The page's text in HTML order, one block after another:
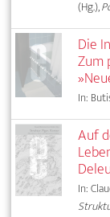
(Hg.),
Die
Zum
In:
Auf
In: